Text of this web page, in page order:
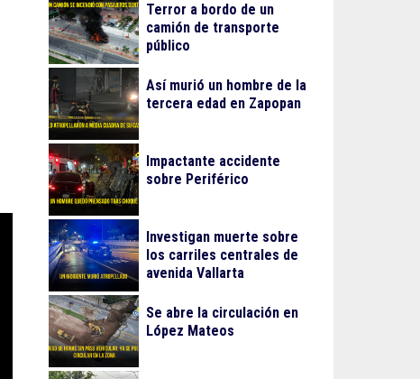
Terror a bordo de un
camión de transporte
público
Así murió un hombre de la
tercera edad en Zapopan
Impactante accidente
sobre Periférico
Investigan muerte sobre
los carriles centrales de
avenida Vallarta
Se abre la circulación en
López Mateos